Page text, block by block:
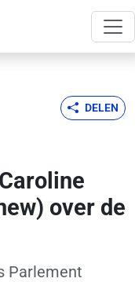
DELEN
over de
Parlement